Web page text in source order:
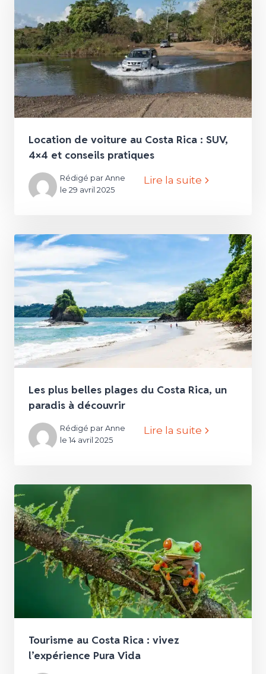
Location de voiture au Costa Rica : SUV,
4×4 et conseils pratiques
Rédigé par Anne
le 29 avril 2025
Lire la suite
Les plus belles plages du Costa Rica, un
paradis à découvrir
Rédigé par Anne
le 14 avril 2025
Lire la suite
Tourisme au Costa Rica : vivez
l’expérience Pura Vida